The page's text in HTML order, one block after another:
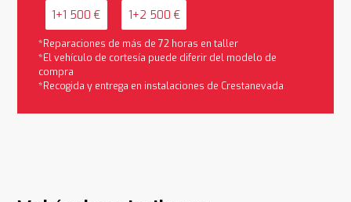
1+1 500 € 1+2 500 €
*Reparaciones de más de 72 horas en taller
*El vehículo de cortesía puede diferir del modelo de
compra
*Recogida y entrega en instalaciones de Crestanevada